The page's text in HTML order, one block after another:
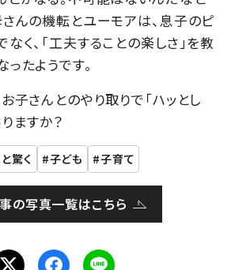
さんの機転とユーモアは、息子のピ
く、「工夫することの楽しさ」を教
たようです。
子さんとのやり取りで「ハッとし
ますか？
驚く 子ども 子育て
の写真一覧はこちら